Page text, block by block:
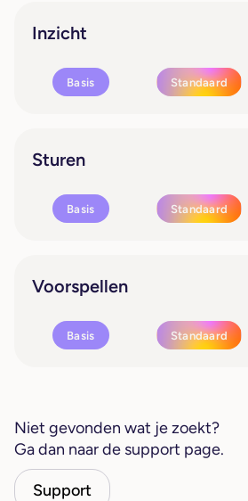
Inzicht
Basis Standaard
Sturen
Basis Standaard
Voorspellen
Basis Standaard
Niet gevonden wat je zoekt?
Ga dan naar de support page.
Support